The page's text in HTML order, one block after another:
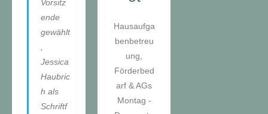
Hausaufga
benbetreu
ung,
Förderbed
arf & AGs
Montag -
Vorsitz
ende
gewählt
Jessica
Haubric
h als
Schriftf